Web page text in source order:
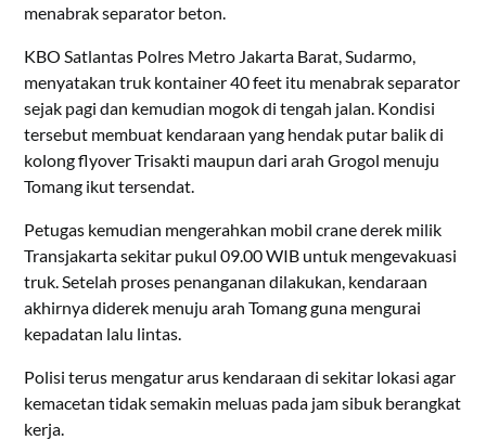
menabrak separator beton.
KBO Satlantas Polres Metro Jakarta Barat, Sudarmo,
menyatakan truk kontainer 40 feet itu menabrak separator
sejak pagi dan kemudian mogok di tengah jalan. Kondisi
tersebut membuat kendaraan yang hendak putar balik di
kolong flyover Trisakti maupun dari arah Grogol menuju
Tomang ikut tersendat.
Petugas kemudian mengerahkan mobil crane derek milik
Transjakarta sekitar pukul 09.00 WIB untuk mengevakuasi
truk. Setelah proses penanganan dilakukan, kendaraan
akhirnya diderek menuju arah Tomang guna mengurai
kepadatan lalu lintas.
Polisi terus mengatur arus kendaraan di sekitar lokasi agar
kemacetan tidak semakin meluas pada jam sibuk berangkat
kerja.